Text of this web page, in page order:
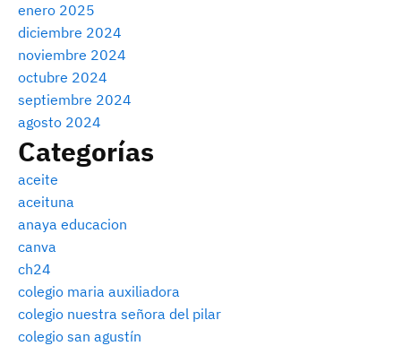
enero 2025
diciembre 2024
noviembre 2024
octubre 2024
septiembre 2024
agosto 2024
Categorías
aceite
aceituna
anaya educacion
canva
ch24
colegio maria auxiliadora
colegio nuestra señora del pilar
colegio san agustín